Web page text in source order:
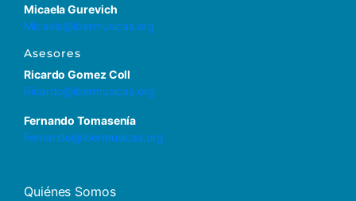
Micaela Gurevich
Micaela@ibermusicas.org
Asesores
Ricardo Gomez Coll
Ricardo@ibermusicas.org
Fernando Tomasenía
Fernando@ibermusicas.org
Quiénes Somos